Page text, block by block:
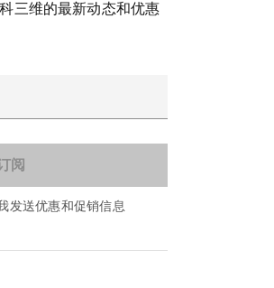
三维的最新动态和优惠
发送优惠和促销信息